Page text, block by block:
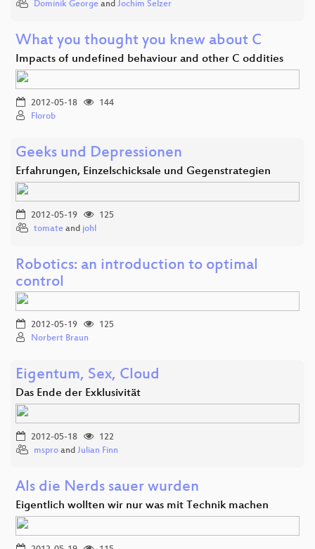
Dominik George and Jochim Selzer
What you thought you knew about C
Impacts of undefined behaviour and other C oddities
2012-05-18
144
Florob
Geeks und Depressionen
Erfahrungen, Einzelschicksale und Gegenstrategien
2012-05-19
125
tomate and johl
Robotics: an introduction to optimal
control
2012-05-19
125
Norbert Braun
Eigentum, Sex, Cloud
Das Ende der Exklusivität
2012-05-18
122
mspro and Julian Finn
Als die Nerds sauer wurden
Eigentlich wollten wir nur was mit Technik machen